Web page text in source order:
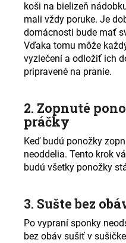
koši na bielizeň
mali vždy poruke. Je
domácnosti bude mať
Vďaka tomu môže
vyzlečení a odložiť ich
pripravené na pranie.
2. Zopnuté
práčky
Keď budú ponožky
neoddelia. Tento krok
budú všetky ponožky
3. Sušte bez
Po vypraní sponky
bez obáv sušiť v